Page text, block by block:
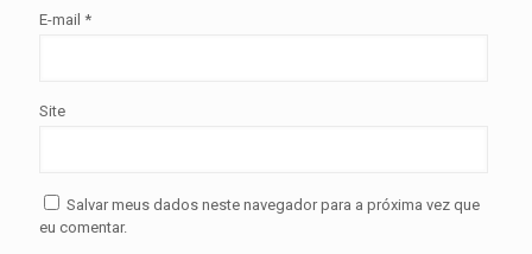
E-mail *
Site
Salvar meus dados neste navegador para a próxima vez que
eu comentar.